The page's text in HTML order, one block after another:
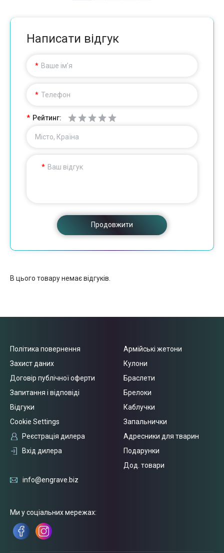
Написати відгук
Ваше ім’я
Телефон
Рейтинг:
Місто, Країна
Ваш відгук
Продовжити
В цього товару немає відгуків.
Політика повернення
Захист даних
Договір публічної оферти
Запитання і відповіді
Відгуки
Cookie Settings
Реєстрація дилера
Вхід дилера
Армійські жетони
Кулони
Браслети
Брелоки
Каблучки
Запальнички
Адресники для тварин
Подарунки
Дод. товари
info@engrave.biz
Ми у соціальних мережах: